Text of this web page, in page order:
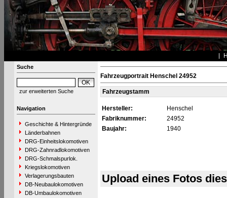
Suche
zur erweiterten Suche
Navigation
Geschichte & Hintergründe
Länderbahnen
DRG-Einheitslokomotiven
DRG-Zahnradlokomotiven
DRG-Schmalspurlok.
Kriegslokomotiven
Verlagerungsbauten
DB-Neubaulokomotiven
DB-Umbaulokomotiven
Fahrzeugportrait Henschel 24952
Fahrzeugstamm
Hersteller:
Henschel
Fabriknummer:
24952
Baujahr:
1940
Upload eines Fotos